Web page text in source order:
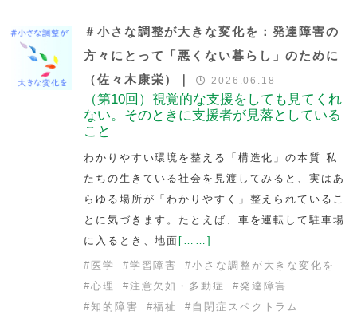
＃小さな調整が大きな変化を：発達障害の
方々にとって「悪くない暮らし」のために
（佐々木康栄）｜
2026.06.18
（第10回）視覚的な支援をしても見てくれ
ない。そのときに支援者が見落としている
こと
わかりやすい環境を整える「構造化」の本質 私
たちの生きている社会を見渡してみると、実はあ
らゆる場所が「わかりやすく」整えられているこ
とに気づきます。たとえば、車を運転して駐車場
に入るとき、地面 [……]
# 医学 #学習障害 #小さな調整が大きな変化を
#心理 #注意欠如・多動症 #発達障害
#知的障害 #福祉 # 自閉症スペクトラム